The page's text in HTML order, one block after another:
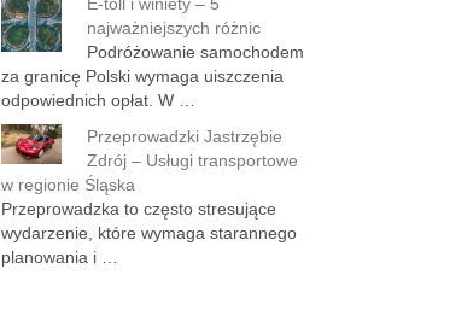
najważniejszych różnic
Podróżowanie samochodem
za granicę Polski wymaga uiszczenia
odpowiednich opłat. W …
Przeprowadzki Jastrzębie
Zdrój – Usługi transportowe
w regionie Śląska
Przeprowadzka to często stresujące
wydarzenie, które wymaga starannego
planowania i …